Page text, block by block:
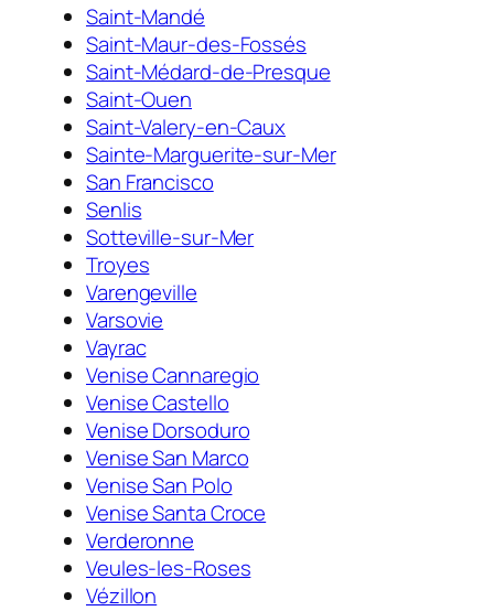
Saint-Mandé
Saint-Maur-des-Fossés
Saint-Médard-de-Presque
Saint-Ouen
Saint-Valery-en-Caux
Sainte-Marguerite-sur-Mer
San Francisco
Senlis
Sotteville-sur-Mer
Troyes
Varengeville
Varsovie
Vayrac
Venise Cannaregio
Venise Castello
Venise Dorsoduro
Venise San Marco
Venise San Polo
Venise Santa Croce
Verderonne
Veules-les-Roses
Vézillon